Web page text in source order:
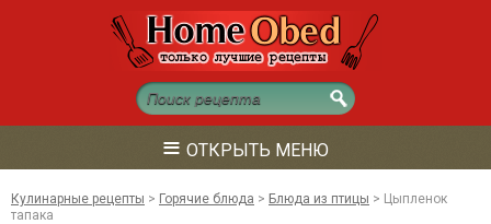
≡ ОТКРЫТЬ МЕНЮ
Кулинарные рецепты > Горячие блюда > Блюда из птицы > Цыпленок
тапака